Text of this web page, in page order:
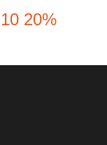
20%